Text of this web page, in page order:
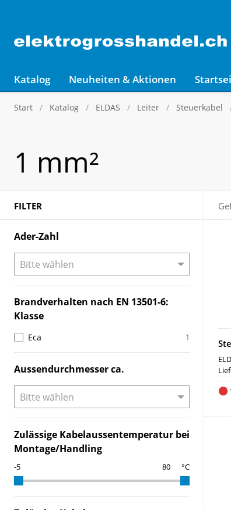
Katalog Neuheiten & Aktionen
Start Katalog ELDAS Leiter Steuerkabel
1 mm²
FILTER
Ader-Zahl
Brandverhalten nach EN 13501-6:
Klasse
Eca 1
Aussendurchmesser ca.
Zulässige Kabelaussentemperatur bei
Montage/Handling
°C